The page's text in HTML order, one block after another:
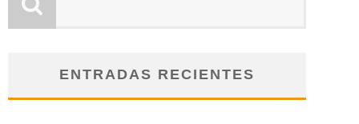
ENTRADAS RECIENTES